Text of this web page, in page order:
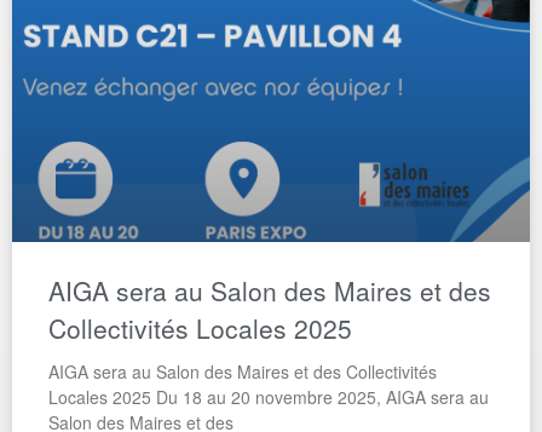
AIGA sera au Salon des Maires et des
Collectivités Locales 2025​
AIGA sera au Salon des Maires et des Collectivités
Locales 2025 Du 18 au 20 novembre 2025, AIGA sera au
Salon des Maires et des